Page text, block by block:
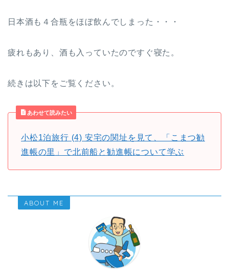
日本酒も４合瓶をほぼ飲んでしまった・・・
疲れもあり、酒も入っていたのですぐ寝た。
続きは以下をご覧ください。
あわせて読みたい
小松1泊旅行 (4) 安宅の関址を見て、「こまつ勧
進帳の里」で北前船と勧進帳について学ぶ
ABOUT ME